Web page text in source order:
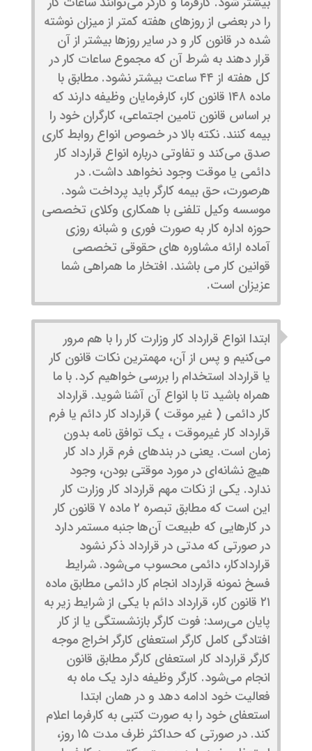
را در بعضی از روزهای هفته کمتر از میزان نوشته
شده در قانون کار و در سایر روزها بیشتر از آن
قرار دهند به شرط آن که مجموع ساعات کار در
کل هفته از ۴۴ ساعت بیشتر نشود. مطابق با
ماده ۱۴۸ قانون کار، کارفرمایان وظیفه دارند که
بر اساس قانون تامین اجتماعی، کارگران خود را
بیمه کنند. نکته بالا در خصوص انواع روابط کاری
صدق می‌کند و تفاوتی درباره انواع قرارداد کار
دائمی یا موقت وجود نخواهد داشت. در
هرصورت، حق بیمه کارگر باید پرداخت شود.
موسسه وکیل تلفنی با همکاری و‌کلای تخصصی
حوزه اداره کار به صورت فوری و شبانه روزی
آماده ارائه مشاوره های حقوقی تخصصی
قوانین کار می باشند. افتخار ما همراهی شما
عزیزان است.
ابتدا انواع قرارداد کار وزارت کار را با هم مرور
می‌کنیم و پس از آن، مهمترین نکات قانون کار
یا قرارداد استخدام را بررسی خواهیم کرد. با ما
همراه باشید تا با انواع آن آشنا شوید. قرارداد
کار دائمی ( غیر موقت ) قرارداد کار دائم یا فرم
قرارداد کار غیرموقت ، یک توافق نامه بدون
زمان است. یعنی در بندهای فرم قرار داد کار
هیچ نشانه‌ای در مورد موقتی بودن، وجود
ندارد. یکی از نکات مهم قرارداد کار وزارت کار
این است که مطابق تبصره ۲ ماده ۷ قانون کار
در کارهایی که طبیعت آن‌ها جنبه مستمر دارد
در صورتی که مدتی در قرارداد ذکر نشود
قراردادکار، دائمی محسوب می‌شود. شرایط
فسخ نمونه قرارداد انجام کار دائمی مطابق ماده
۲۱ قانون کار، قرارداد دائم با یکی از شرایط زیر به
پایان می‌رسد: فوت کارگر بازنشستگی یا از کار
افتادگی کامل کارگر استعفای کارگر اخراج موجه
کارگر قرارداد کار استعفای کارگر مطابق قانون
انجام می‌شود. کارگر وظیفه دارد یک ماه به
فعالیت خود ادامه دهد و در همان ابتدا
استعفای خود را به صورت کتبی به کارفرما اعلام
کند. در صورتی که حداکثر ظرف مدت ۱۵ روز،